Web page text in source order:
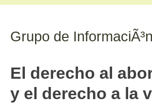
Grupo de
El derecho al
y el derecho a la